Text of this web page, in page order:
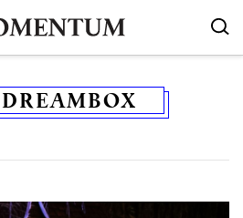
DREAMBOX